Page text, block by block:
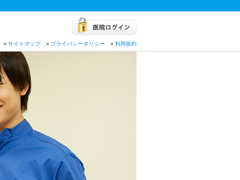
> サイトマップ> プライバシーポリシー > 利用規約